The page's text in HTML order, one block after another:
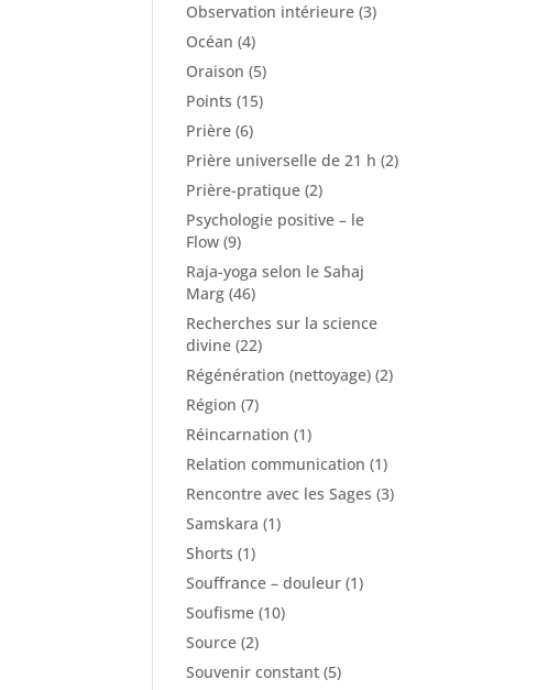
Observation intérieure (3)
Océan (4)
Oraison (5)
Points (15)
Prière (6)
Prière universelle de 21 h (2)
Prière-pratique (2)
Psychologie positive – le
Flow (9)
Raja-yoga selon le Sahaj
Marg (46)
Recherches sur la science
divine (22)
Régénération (nettoyage) (2)
Région (7)
Réincarnation (1)
Relation communication (1)
Rencontre avec les Sages (3)
Samskara (1)
Shorts (1)
Souffrance – douleur (1)
Soufisme (10)
Source (2)
Souvenir constant (5)